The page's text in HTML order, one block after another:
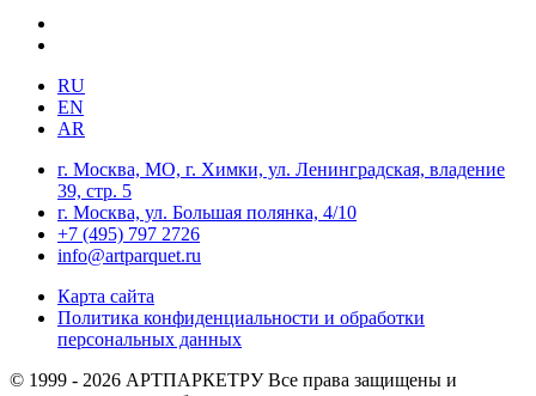
RU
EN
AR
г. Москва, МО, г. Химки, ул. Ленинградская, владение
39, стр. 5
г. Москва, ул. Большая полянка, 4/10
+7 (495) 797 2726
info@artparquet.ru
Карта сайта
Политика конфиденциальности и обработки
персональных данных
© 1999 - 2026 АРТПАРКЕТРУ Все права защищены и